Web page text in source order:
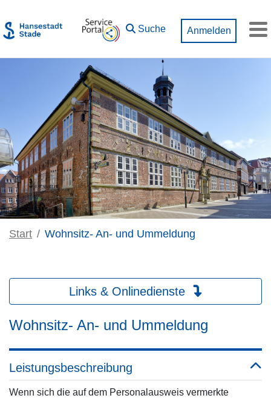
Suche Anmelden
Start Wohnsitz- An- und Ummeldung
Links & Onlinedienste
Wohnsitz- An- und Ummeldung
Leistungsbeschreibung
Wenn sich die auf dem Personalausweis vermerkte